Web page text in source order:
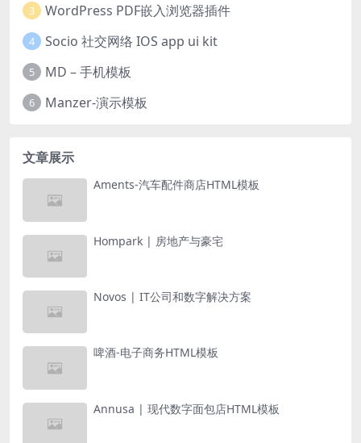
3 WordPress PDF嵌入浏览器插件
4 Socio 社交网络 IOS app ui kit
5 MD – 手机模板
6 Manzer-演示模板
文章展示
Aments-汽车配件商店HTML模板
Hompark | 房地产与豪宅
Novos | IT公司和数字解决方案
啤酒-电子商务HTML模板
Annusa | 现代数字面包店HTML模板